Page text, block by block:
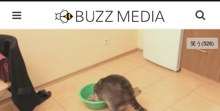
笑う(526)